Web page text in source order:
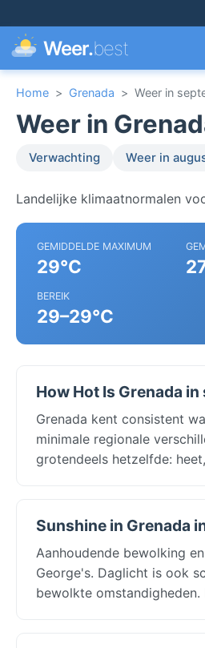
Weer.best
Home > Grenada > Weer in
Weer in
Verwachting Weer in
Landelijke klimaatnormalen
GEMIDDELDE MAXIMUM
29°C
BEREIK
29–29°C
How Hot Is Grenada
Grenada kent consistent
minimale regionale
grotendeels hetzelfde:
Sunshine in Grenada
Aanhoudende bewolking
George's. Daglicht is ook
bewolkte